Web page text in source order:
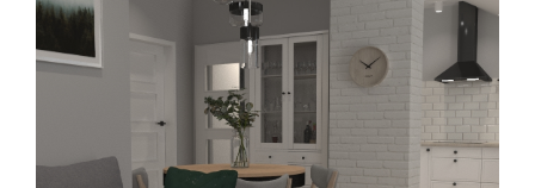
Mieszkanie na poddaszu 55m2